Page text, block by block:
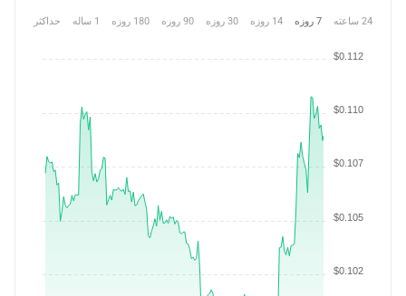
24 ساعته 7 روزه 14 روزه 30 روزه 90 روزه 180 روزه 1 ساله حداکثر
$0.102
$0.105
$0.107
$0.110
$0.112